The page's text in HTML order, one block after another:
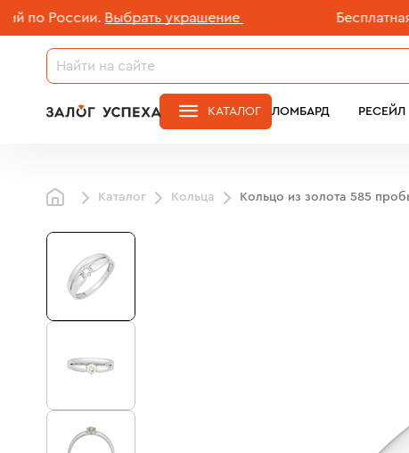
России. Выбрать украшение Бесплатная
ЛОМБАРД РЕСЕЙЛ
КАТАЛОГ
Каталог Кольца Кольцо из золота 585